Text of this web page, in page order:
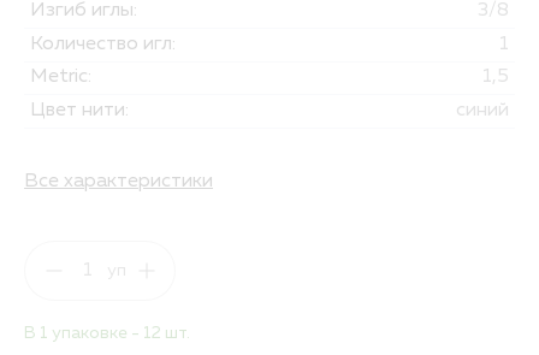
Изгиб иглы:
3/8
Количество игл:
1
Metric:
1,5
Цвет нити:
синий
Все характеристики
В 1 упаковке - 12 шт.